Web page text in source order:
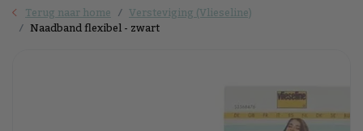
Terug naar home Versteviging (Vlieseline)
Naadband flexibel - zwart